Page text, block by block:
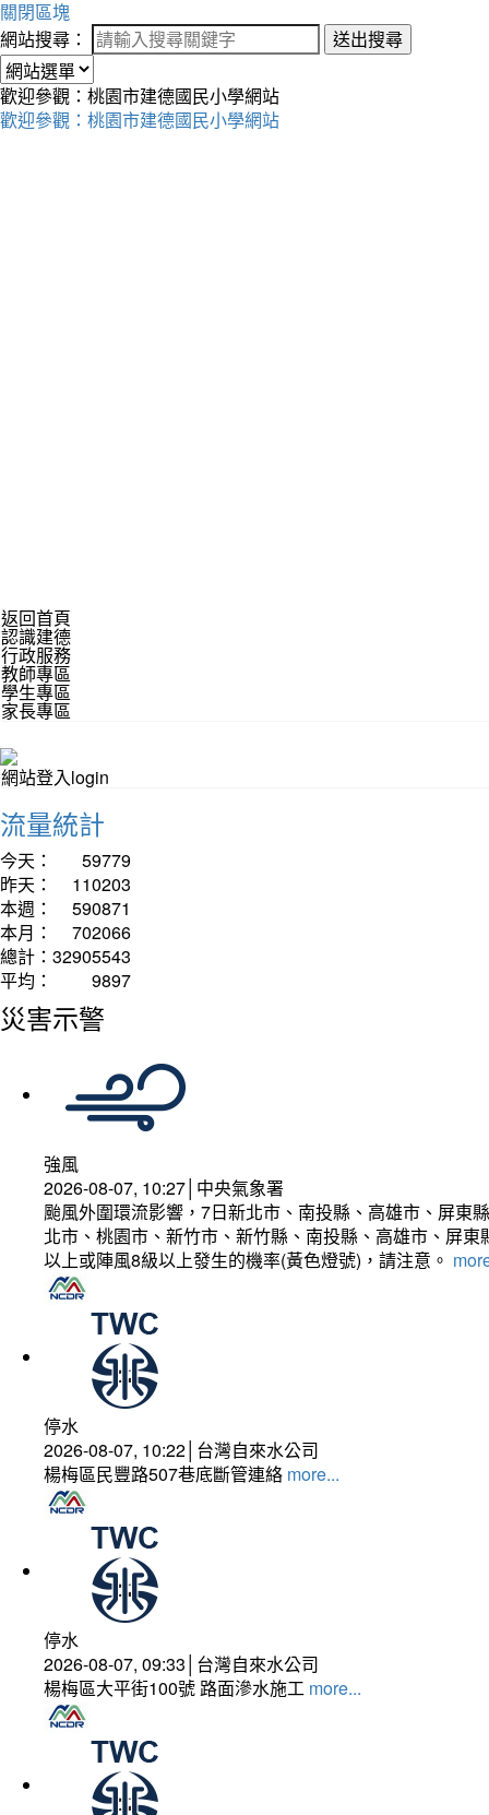
關閉區塊
網站搜尋：
送出搜尋
歡迎參觀：桃園市建德國民小學網站
歡迎參觀：桃園市建德國民小學網站
返回首頁
認識建德
行政服務
教師專區
學生專區
家長專區
網站登入login
流量統計
今天：
59779
昨天：
110203
本週：
590871
本月：
702066
總計： 32905543
平均：
9897
災害示警
強風
2026-08-07, 10:27│中央氣象署
颱風外圍環流影響，7日新北市、南投縣、高雄市、屏東
北市、桃園市、新竹市、新竹縣、南投縣、高雄市、屏
以上或陣風8級以上發生的機率(黃色燈號)，請注意。
停水
2026-08-07, 10:22│台灣自來水公司
楊梅區民豐路507巷底斷管連絡 more...
停水
2026-08-07, 09:33│台灣自來水公司
楊梅區大平街100號 路面滲水施工 more...